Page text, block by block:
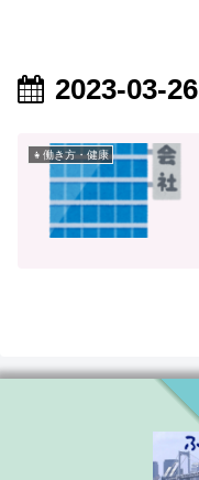
2023-03-26
👧働き方・健康